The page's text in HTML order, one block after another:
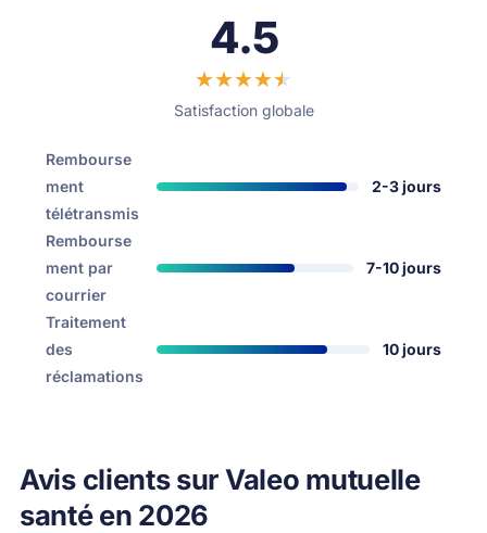
4.5
Satisfaction globale
Rembourse
ment
télétransmis
2-3 jours
Rembourse
ment par
courrier
7-10 jours
Traitement
des
réclamations
10 jours
Avis clients sur Valeo mutuelle
santé en 2026